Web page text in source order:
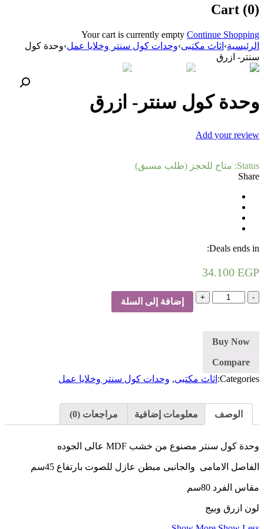
Cart (0)
Your cart is currently empty Continue Shopping
الرئيسية› اثاث مكتبى›وحدات كول سنتر وخلايا عمل›وحدة كول
سنتر- ازرق
وحدة كول سنتر- ازرق
Add your review
Status: متاح للحجز (طلب مسبق)
Share
Deals ends in:
34.100 EGP
كمية
ازرق
إضافة إلى السلة
Buy Now
Compare
Categories: اثاث مكتبى, وحدات كول سنتر وخلايا عمل
الوصف معلومات إضافية مراجعات (0)
وحدة كول سنتر مصنوع من خشب MDF عالى الجوده
الفاصل الامامى والجانبى مبطن عازل للصوت بارتفاع 45سم
مقاس الفرد 80سم
لون ازرق وبيج